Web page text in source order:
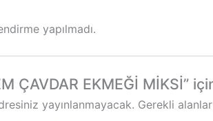
yapılmadı.
ÇAVDAR EKMEĞİ MİKSİ”
yayınlanmayacak. Gerekli alanlar